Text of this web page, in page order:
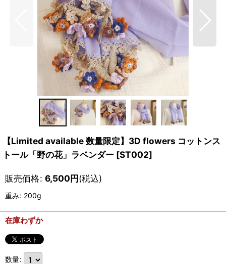
【Limited available 数量限定】3D flowers コットンス
トール「野の花」ラベンダー [ST002]
販売価格: 6,500円(税込)
重み: 200g
在庫わずか
数量: